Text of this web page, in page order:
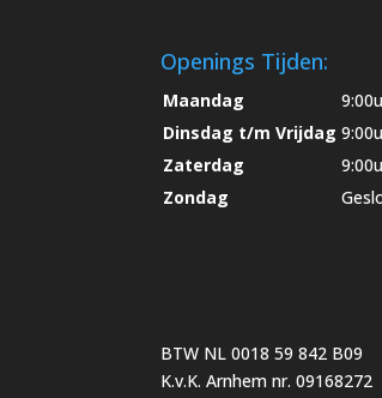
Openings Tijden:
Maandag
Dinsdag t/m Vrijdag
Zaterdag
Zondag
BTW NL 0018 59 842 B09
K.v.K. Arnhem nr. 09168272